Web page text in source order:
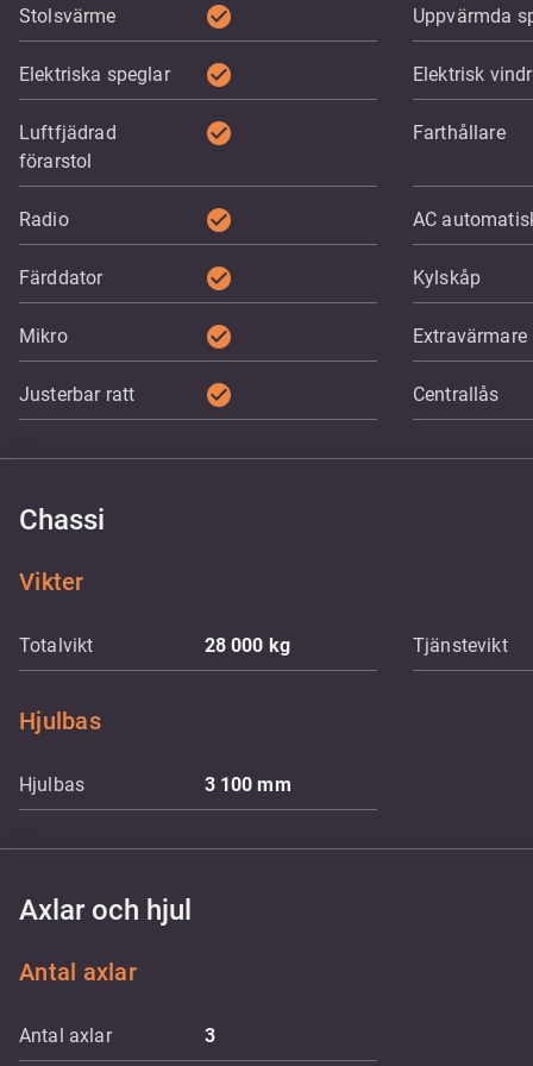
Stolsvärme check_circle Uppvärmda
Elektriska speglar check_circle Elektrisk
Luftfjädrad
förarstol
check_circle Farthållare
Radio check_circle AC
Färddator check_circle Kylskåp
Mikro check_circle Extravärmare
Justerbar ratt check_circle Centrallås
Chassi
Vikter
Totalvikt 28 000 kg Tjänstevikt
Hjulbas
Hjulbas 3 100mm
Axlar och hjul
Antal axlar
Antal axlar 3